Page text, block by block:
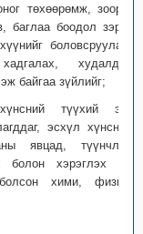
төхөөрөмж, зоорь,
баглаа боодол зэрэг
боловсруулах,
худалдан
байгаа зүйлийг;
түүхий эд,
эсхүл хүнсний
явцад, түүнчлэн
болон хэрэглэх эд
хими, физик,